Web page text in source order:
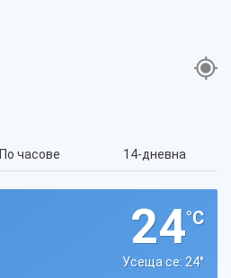
По часове 14-дневна
24°C
Усеща се: 24°